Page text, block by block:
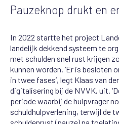
Pauzeknop drukt en
In 2022 startte het project
landelijk dekkend systeem te
met schulden snel rust krijgen
kunnen worden. ‘Er is
in twee fases’, legt Klaas van
digitalisering bij de NVVK, uit.
periode waarbij de hulpvrager
schuldhulpverlening, terwijl de